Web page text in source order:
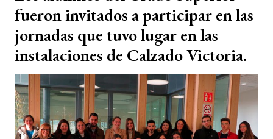
fueron invitados a participar en las
jornadas que tuvo lugar en las
instalaciones de Calzado Victoria.